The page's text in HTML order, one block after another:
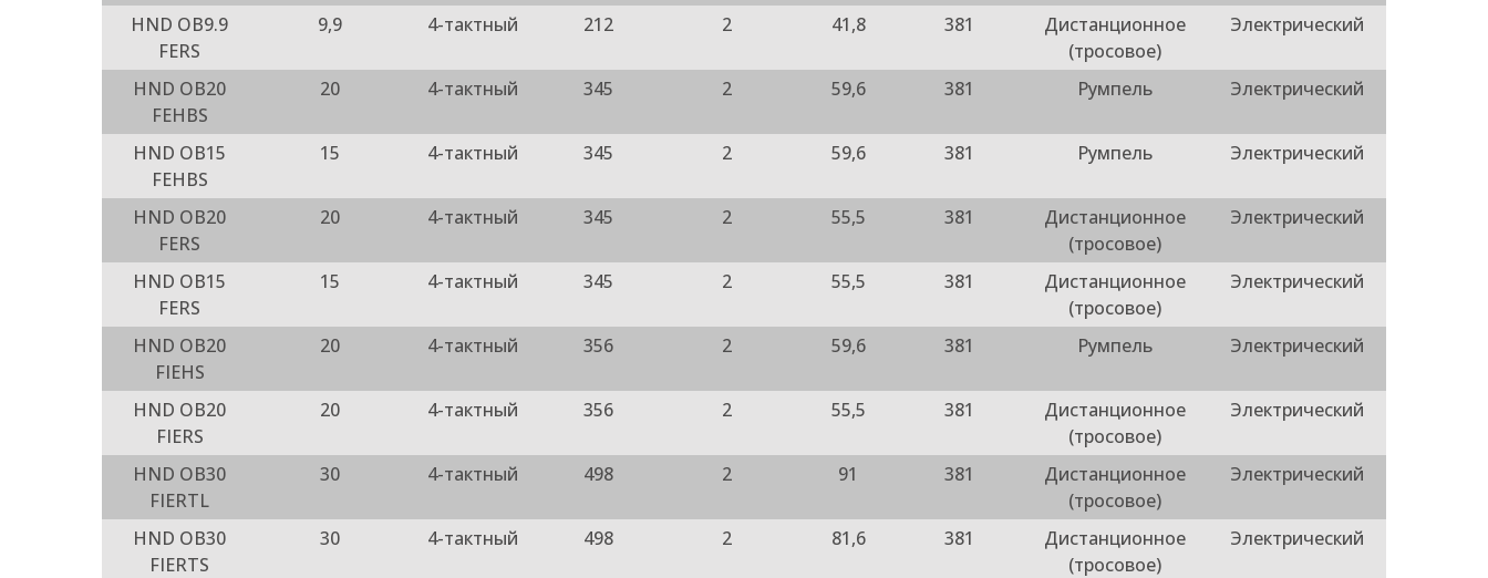
HND OB9.9
FERS
9,9 4-тактный 212 2 41,8 381
Дистанционное
(тросовое)
Электрический
HND OB20
FEHBS
20 4-тактный 345 2 59,6 381 Румпель Электрический
HND OB15
FEHBS
15 4-тактный 345 2 59,6 381 Румпель Электрический
HND OB20
FERS
20 4-тактный 345 2 55,5 381
Дистанционное
(тросовое)
Электрический
HND OB15
FERS
15 4-тактный 345 2 55,5 381
Дистанционное
(тросовое)
Электрический
HND OB20
FIEHS
20 4-тактный 356 2 59,6 381 Румпель Электрический
HND OB20
FIERS
20 4-тактный 356 2 55,5 381
Дистанционное
(тросовое)
Электрический
HND OB30
FIERTL
30 4-тактный 498 2 91 381
Дистанционное
(тросовое)
Электрический
HND OB30
FIERTS
30 4-тактный 498 2 81,6 381
Дистанционное
(тросовое)
Электрический